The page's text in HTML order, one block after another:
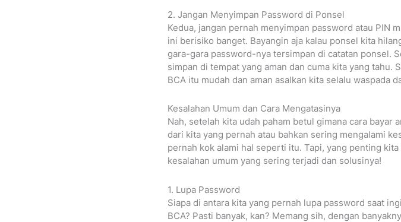
2. Jangan Menyimpan Password di Ponsel
Kedua, jangan pernah menyimpan password atau PIN
ini berisiko banget. Bayangin aja kalau ponsel kita
gara-gara password-nya tersimpan di catatan ponsel.
simpan di tempat yang aman dan cuma kita yang tahu.
BCA itu mudah dan aman asalkan kita selalu waspada
Kesalahan Umum dan Cara Mengatasinya
Nah, setelah kita udah paham betul gimana cara bayar
dari kita yang pernah atau bahkan sering mengalami
pernah kok alami hal seperti itu. Tapi, yang penting
kesalahan umum yang sering terjadi dan solusinya!
1. Lupa Password
Siapa di antara kita yang pernah lupa password saat
BCA? Pasti banyak, kan? Memang sih, dengan